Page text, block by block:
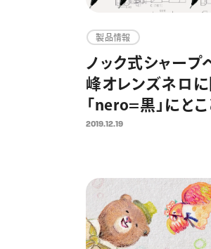
製品情報
ノック式シャー
峰オレンズネロ
「nero=黒」にと
た“黒バリエーシ
2019.12.19